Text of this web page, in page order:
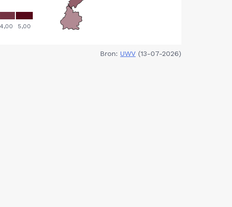
Bron: UWV (13-07-2026)